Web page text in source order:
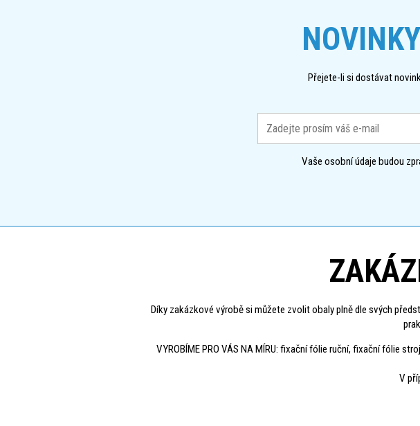
Přejete-li si dostávat
Vaše osobní údaje budou
Díky zakázkové výrobě si můžete zvolit obaly plně dle svých
VYROBÍME PRO VÁS NA MÍRU: fixační fólie ruční, fixační fólie
V